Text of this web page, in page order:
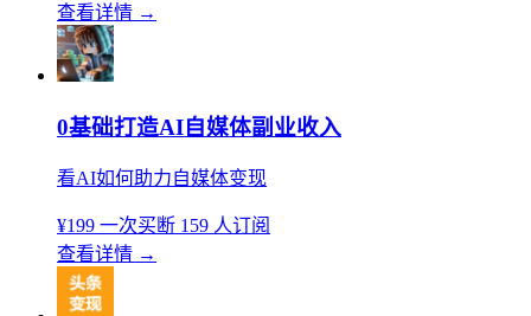
查看详情 →
0基础打造AI自媒体副业收入
看AI如何助力自媒体变现
¥199 一次买断 159 人订阅
查看详情 →